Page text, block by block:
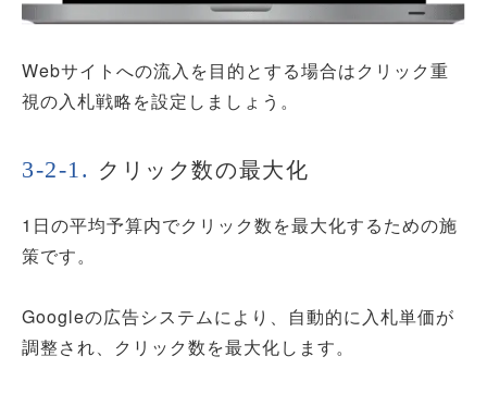
Webサイトへの流入を目的とする場合はクリック重
視の入札戦略を設定しましょう。
クリック数の最大化
1日の平均予算内でクリック数を最大化するための施
策です。
Googleの広告システムにより、自動的に入札単価が
調整され、クリック数を最大化します。